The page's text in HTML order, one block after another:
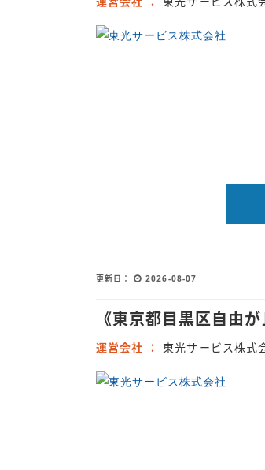
更新日 2026-08-07
《東京都目黒区自由
運営会社 東光サービス株式